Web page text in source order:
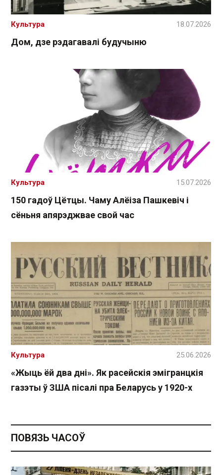
Дом, дзе рэдагавалі будучыню
Культура 18.07.2026
150 гадоў Цётцы. Чаму Алёіза Пашкевіч і
сёньня апярэджвае свой час
Культура 15.07.2026
«Жыць ёй два дні». Як расейскія эмігранцкія
газэты ў ЗША пісалі пра Беларусь у 1920-х
Культура 25.06.2026
ПОВЯЗЬ ЧАСОЎ